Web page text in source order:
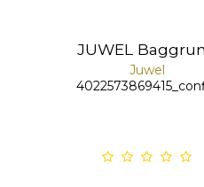
JUWEL
Juwel